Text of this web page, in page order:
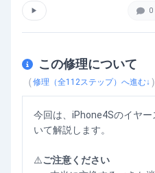
▶ 0
この修理について
（修理（全112 ステップ）へ進む↓ ）
今回は、iPhone4Sのイヤ
いて解説します。
⚠️ご注意ください